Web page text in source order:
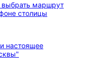
маршрут
столицы